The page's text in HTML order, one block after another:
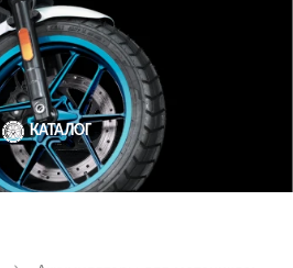
КАТАЛОГ